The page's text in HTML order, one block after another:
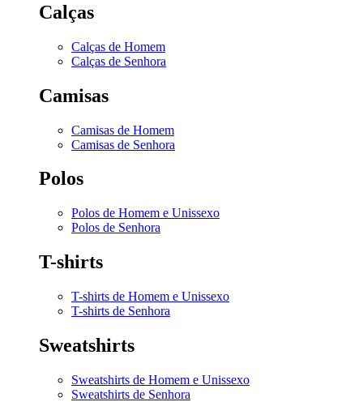
Calças
Calças de Homem
Calças de Senhora
Camisas
Camisas de Homem
Camisas de Senhora
Polos
Polos de Homem e Unissexo
Polos de Senhora
T-shirts
T-shirts de Homem e Unissexo
T-shirts de Senhora
Sweatshirts
Sweatshirts de Homem e Unissexo
Sweatshirts de Senhora